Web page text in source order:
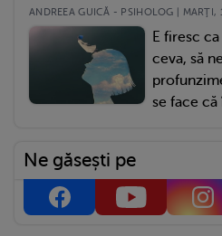
ANDREEA GUICĂ - PSIHOLOG | MARŢI,
E firesc
ceva, să
se face că
Ne găsești pe